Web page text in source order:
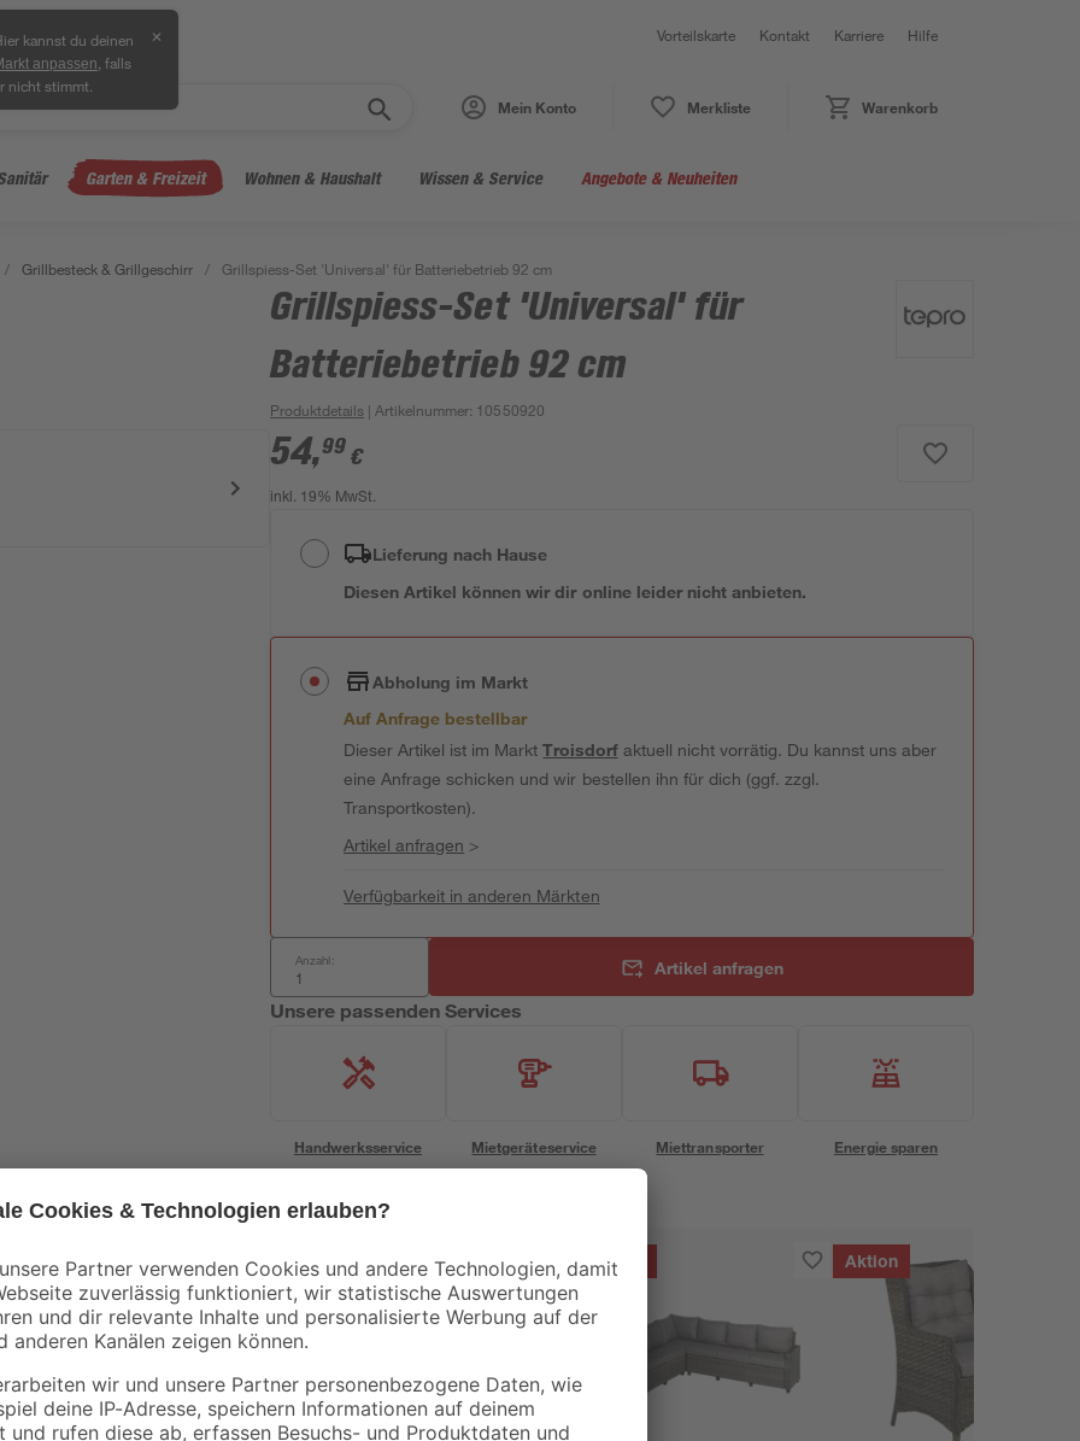
kannst du deinen
anpassen , falls
nicht stimmt.
✕ Vorteilskarte Kontakt Karriere Hilfe
Mein Konto Merkliste Warenkorb
Garten & Freizeit Wohnen & Haushalt Wissen & Service Angebote & Neuheiten
/ Grillbesteck & Grillgeschirr / Grillspiess-Set 'Universal' für Batteriebetrieb 92 cm
Grillspiess-Set 'Universal' für
Batteriebetrieb 92 cm
Produktdetails | Artikelnummer: 10550920
54,99 €
inkl. 19% MwSt.
Lieferung nach Hause
Diesen Artikel können wir dir online leider nicht anbieten.
Abholung im Markt
Auf Anfrage bestellbar
Dieser Artikel ist im MarktTroisdorfaktuell nicht vorrätig. Du kannst uns aber
eine Anfrage schicken und wir bestellen ihn für dich (ggf. zzgl.
Transportkosten).
Artikel anfragen >
Verfügbarkeit in anderen Märkten
Anzahl: Artikel anfragen
Unsere passenden Services
Handwerksservice Mietgeräteservice Miettransporter Energie sparen
Bestseller
Aktion
Aktion Aktion